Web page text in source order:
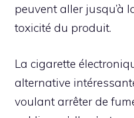
peuvent aller jusqu’à
toxicité du produit.
La cigarette
alternative
voulant arrêter de